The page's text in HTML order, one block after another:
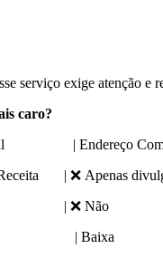
serviço exige atenção e
caro?
| ❌ Apenas
| ❌ Não
Alta | Baixa